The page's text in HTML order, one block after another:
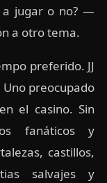
a jugar o no? —
a otro tema.
preferido. JJ
preocupado
el casino. Sin
fanáticos y
castillos,
salvajes y